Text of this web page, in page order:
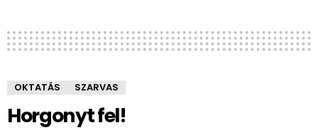
OKTATÁS SZARVAS
Horgonyt fel!